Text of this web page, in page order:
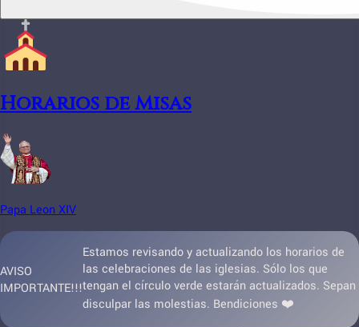
Horarios de Misas
Papa Leon XIV
AVISO
IMPORTANTE!!!
Estamos revisando y actualizando los horarios de
las celebraciones de las iglesias. Sólo los que
tengan el círculo verde estarán actualizados. Sepan
disculpar las molestias. Bendiciones ❤️